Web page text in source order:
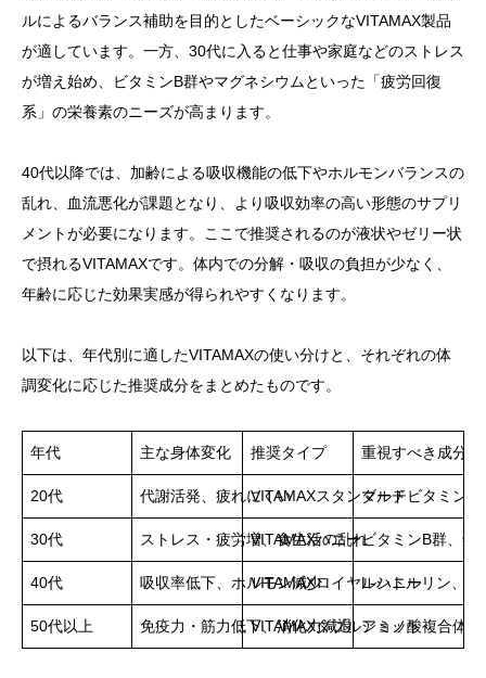
ルによるバランス補助を目的としたベーシックなVITAMAX製品
が適しています。一方、30代に入ると仕事や家庭などのストレス
が増え始め、ビタミンB群やマグネシウムといった「疲労回復
系」の栄養素のニーズが高まります。
40代以降では、加齢による吸収機能の低下やホルモンバランスの
乱れ、血流悪化が課題となり、より吸収効率の高い形態のサプリ
メントが必要になります。ここで推奨されるのが液状やゼリー状
で摂れるVITAMAXです。体内での分解・吸収の負担が少なく、
年齢に応じた効果実感が得られやすくなります。
以下は、年代別に適したVITAMAXの使い分けと、それぞれの体
調変化に応じた推奨成分をまとめたものです。
年代 主な身体変化 推奨タイプ 重視すべき成分
20代 代謝活発、疲れにくいVITAMAXスタンダードマルチビタミン
30代 ストレス・疲労増、食生活の乱れ
VITAMAXハニービタミンB群、鉄
40代 吸収率低下、ホルモン減少VITAMAXロイヤルハニー
L-シトルリン、
50代以上 免疫力・筋力低下、消化力減退
VITAMAXダブルショット
アミノ酸複合体